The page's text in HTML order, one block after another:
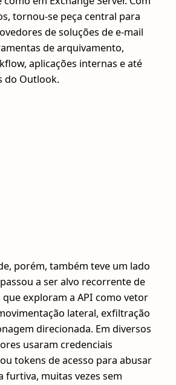
tornou-se peça central para
de soluções de e‑mail
de arquivamento,
aplicações internas e até
do Outlook.
porém, também teve um lado
a ser alvo recorrente de
exploram a API como vetor
lateral, exfiltração
direcionada. Em diversos
usaram credenciais
tokens de acesso para abusar
furtiva, muitas vezes sem